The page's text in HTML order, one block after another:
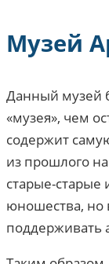
Музей
Данный музей
«музея», чем
содержит
из прошлого
старые-старые
юношества, но
поддерживать